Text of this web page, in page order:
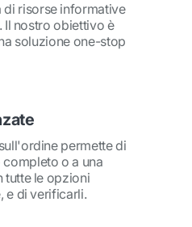
di risorse informative
Il nostro obiettivo è
soluzione one-stop
permette di
o a una
tutte le opzioni
e di verificarli.